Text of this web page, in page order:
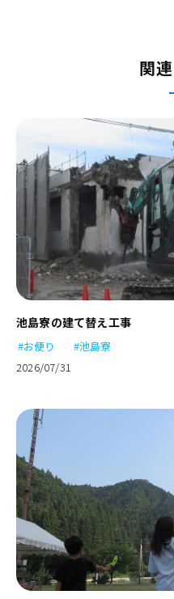
関
池島寮の建て替え工事
#お便り
#池島寮
2026/07/31